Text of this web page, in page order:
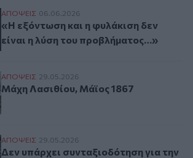
«Η εξόντωση και η φυλάκιση δεν είναι η
ΑΠΟΨΕΙΣ 06.06.2026
«Η εξόντωση και η φυλάκιση δεν
είναι η λύση του προβλήματος…»
Μάχη Λασιθίου, Μάϊος 1867
ΑΠΟΨΕΙΣ 29.05.2026
Μάχη Λασιθίου, Μάϊος 1867
Δεν υπάρχει συνταξιοδότηση για την
ΑΠΟΨΕΙΣ 29.05.2026
Δεν υπάρχει συνταξιοδότηση για την